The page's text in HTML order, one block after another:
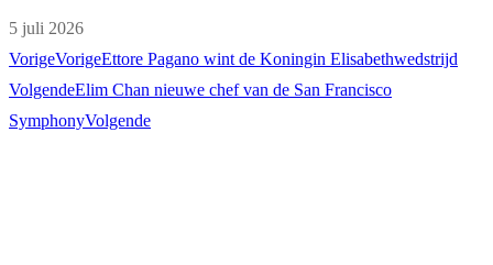
5 juli 2026
VorigeVorigeEttore Pagano wint de Koningin Elisabethwedstrijd
VolgendeElim Chan nieuwe chef van de San Francisco
SymphonyVolgende